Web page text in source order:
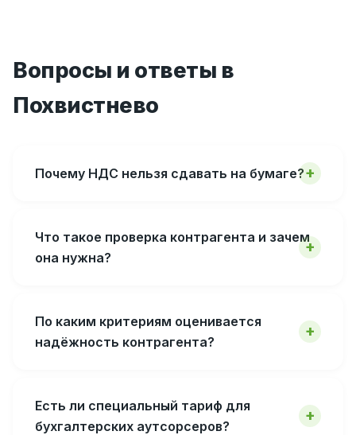
Вопросы и ответы в
Похвистнево
Почему НДС нельзя сдавать на бумаге?
Что такое проверка контрагента и зачем
она нужна?
По каким критериям оценивается
надёжность контрагента?
Есть ли специальный тариф для
бухгалтерских аутсорсеров?